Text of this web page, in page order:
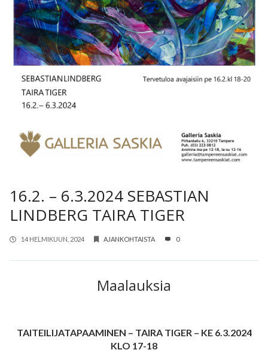
16.2. – 6.3.2024 SEBASTIAN
LINDBERG TAIRA TIGER
14 HELMIKUUN, 2024 AJANKOHTAISTA 0
Maalauksia
TAITEILIJATAPAAMINEN – TAIRA TIGER – KE 6.3.2024
KLO 17-18